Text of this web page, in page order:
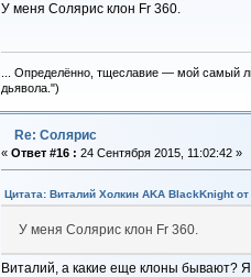
У меня Солярис клон Fr 360.
... Определённо, тщеславие — мой самый
дьявола.")
Re: Солярис
« Ответ #16 : 24 Сентября 2015, 11:02:42 »
Цитата: Виталий Холкин AKA BlackKnight
У меня Солярис клон Fr 360.
Виталий, а какие еще клоны бывают? Я